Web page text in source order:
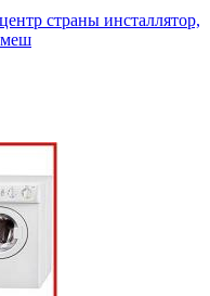
страны инсталлятор,